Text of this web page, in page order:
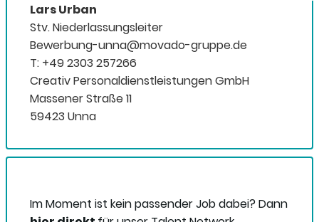
Lars Urban
Stv. Niederlassungsleiter
Bewerbung-unna@movado-gruppe.de
T: +49 2303 257266
Creativ Personaldienstleistungen GmbH
Massener Straße 11
59423 Unna
Im Moment ist kein passender Job dabei? Dann